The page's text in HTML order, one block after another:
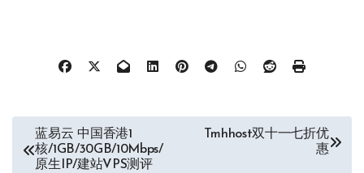
章
蓝易云 中国香港1
核/1GB/30GB/10Mbps/
原生IP/建站VPS测评
Tmhhost双十一七折优
惠